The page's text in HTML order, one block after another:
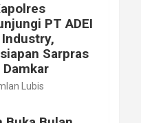
PT ADEI
Sarpras
Lubis